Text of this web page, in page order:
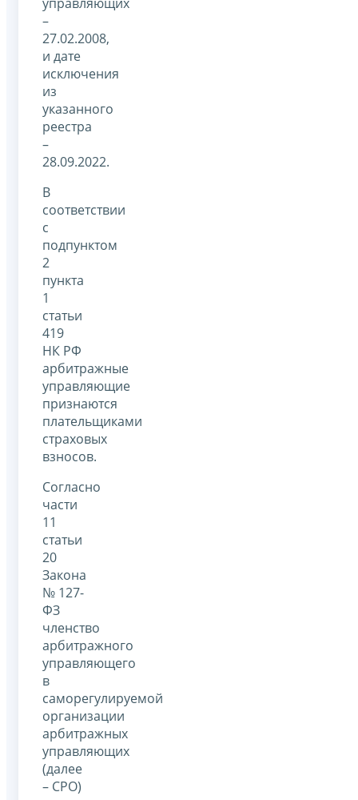
–
27.02.2008,
и дате
исключения
из
указанного
реестра
–
28.09.2022.
В
соответствии
с
подпунктом
2
пункта
1
статьи
419
НК РФ
арбитражные
управляющие
признаются
плательщиками
страховых
взносов.
Согласно
части
11
статьи
20
Закона
№ 127-
ФЗ
членство
арбитражного
управляющего
в
саморегулируемой
организации
арбитражных
управляющих
(далее
– СРО)